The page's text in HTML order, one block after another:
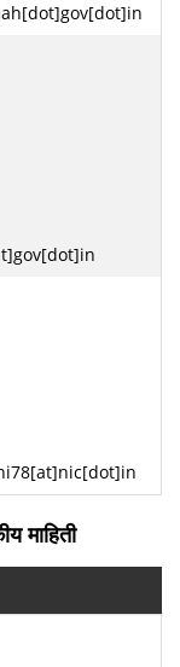
माहिती